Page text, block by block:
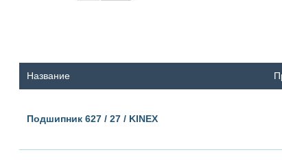
Название
Подшипник 627 / 27 / KINEX